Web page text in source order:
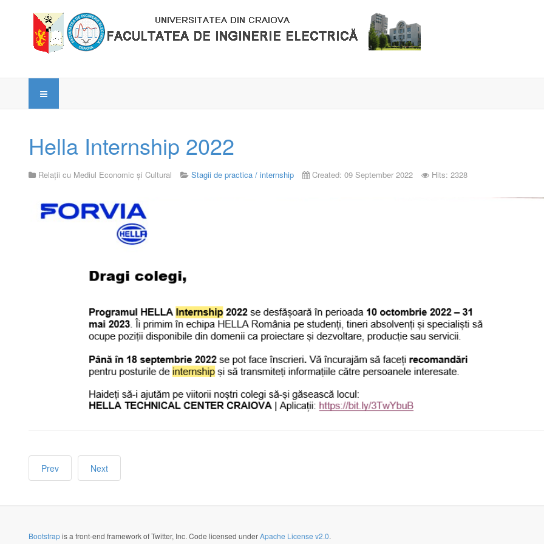
Hella Internship 2022
Relații cu Mediul Economic și Cultural Stagii de practica / internship Created: 09 September 2022 Hits: 2328
Prev Next
Bootstrapis a front-end framework of Twitter, Inc. Code licensed underApache License v2.0.